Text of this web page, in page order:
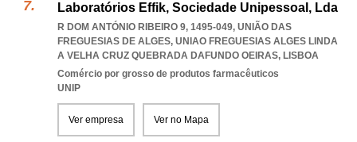
Laboratórios Effik, Sociedade Unipessoal, Lda
R DOM ANTÓNIO RIBEIRO 9, 1495-049, UNIÃO DAS
FREGUESIAS DE ALGES, UNIAO FREGUESIAS ALGES LINDA
A VELHA CRUZ QUEBRADA DAFUNDO OEIRAS, LISBOA
Comércio por grosso de produtos farmacêuticos
UNIP
Ver empresa Ver no Mapa